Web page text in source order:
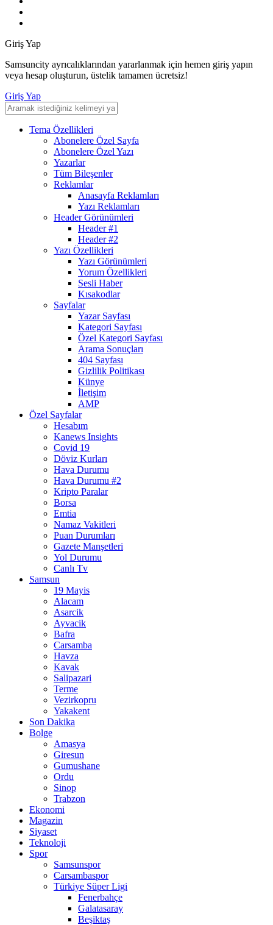
Giriş Yap
Samsuncity ayrıcalıklarından yararlanmak için hemen giriş yapın
veya hesap oluşturun, üstelik tamamen ücretsiz!
Giriş Yap
Tema Özellikleri
Abonelere Özel Sayfa
Abonelere Özel Yazı
Yazarlar
Tüm Bileşenler
Reklamlar
Anasayfa Reklamları
Yazı Reklamları
Header Görünümleri
Header #1
Header #2
Yazı Özellikleri
Yazı Görünümleri
Yorum Özellikleri
Sesli Haber
Kısakodlar
Sayfalar
Yazar Sayfası
Kategori Sayfası
Özel Kategori Sayfası
Arama Sonuçları
404 Sayfası
Gizlilik Politikası
Künye
İletişim
AMP
Özel Sayfalar
Hesabım
Kanews Insights
Covid 19
Döviz Kurları
Hava Durumu
Hava Durumu #2
Kripto Paralar
Borsa
Emtia
Namaz Vakitleri
Puan Durumları
Gazete Manşetleri
Yol Durumu
Canlı Tv
Samsun
19 Mayis
Alacam
Asarcik
Ayvacik
Bafra
Carsamba
Havza
Kavak
Salipazari
Terme
Vezirkopru
Yakakent
Son Dakika
Bolge
Amasya
Giresun
Gumushane
Ordu
Sinop
Trabzon
Ekonomi
Magazin
Siyaset
Teknoloji
Spor
Samsunspor
Carsambaspor
Türkiye Süper Ligi
Fenerbahçe
Galatasaray
Beşiktaş